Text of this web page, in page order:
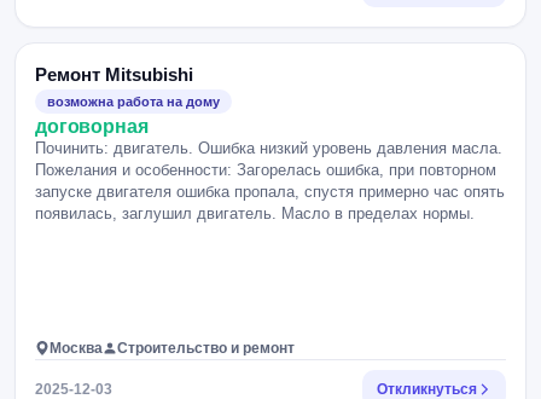
Ремонт Mitsubishi
возможна работа на дому
договорная
Починить: двигатель. Ошибка низкий уровень давления масла.
Пожелания и особенности: Загорелась ошибка, при повторном
запуске двигателя ошибка пропала, спустя примерно час опять
появилась, заглушил двигатель. Масло в пределах нормы.
Москва Строительство и ремонт
2025-12-03 Откликнуться